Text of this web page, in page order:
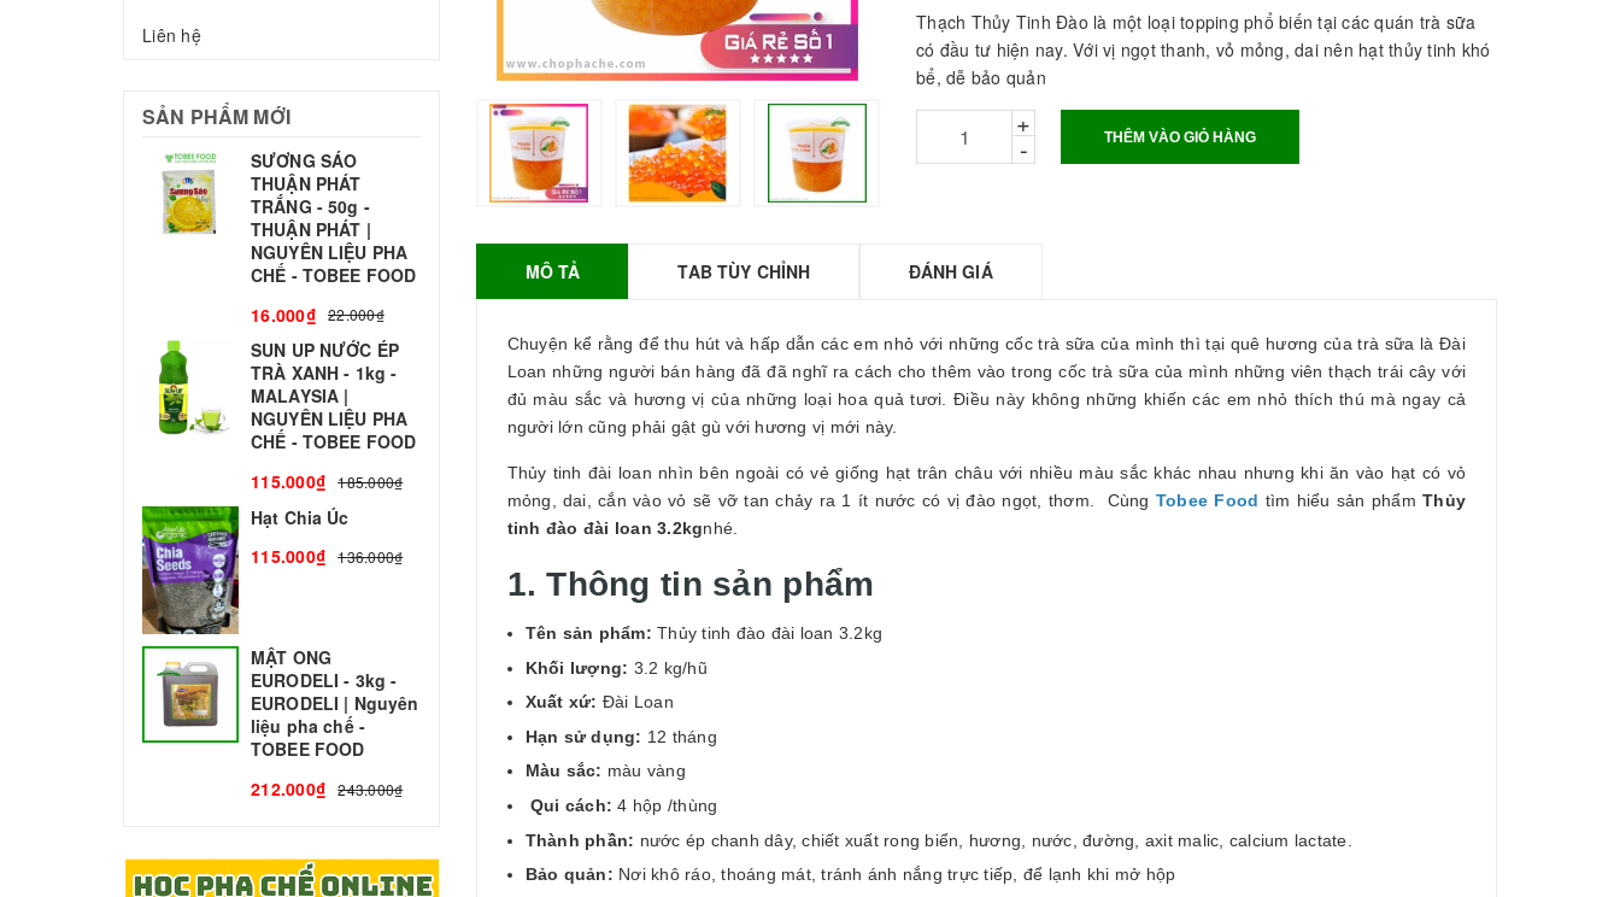
Thạch Thủy Tinh Đào là một loại topping phổ biến tại các quán trà sữa
có đầu tư hiện nay. Với vị ngọt thanh, vỏ mỏng, dai nên hạt thủy tinh khó
bể, dễ bảo quản
+
- THÊM VÀO GIỎ HÀNG
MÔ TẢ TAB TÙY CHỈNH ĐÁNH GIÁ
Chuyện kể rằng để thu hút và hấp dẫn các em nhỏ với những cốc trà sữa của mình thì tại quê hương của trà sữa là Đài
Loan những người bán hàng đã đã nghĩ ra cách cho thêm vào trong cốc trà sữa của mình những viên thạch trái cây với
đủ màu sắc và hương vị của những loại hoa quả tươi. Điều này không những khiến các em nhỏ thích thú mà ngay cả
người lớn cũng phải gật gù với hương vị mới này.
Thủy tinh đài loan nhìn bên ngoài có vẻ giống hạt trân châu với nhiều màu sắc khác nhau nhưng khi ăn vào hạt có vỏ
mỏng, dai, cắn vào vỏ sẽ vỡ tan chảy ra 1 ít nước có vị đào ngọt, thơm. Cùng Tobee Food tìm hiểu sản phẩmThủy
tinh đào đài loan 3.2kgnhé.
1. Thông tin sản phẩm
Tên sản phẩm: Thủy tinh đào đài loan 3.2kg
Khối lượng: 3.2 kg/hũ
Xuất xứ: Đài Loan
Hạn sử dụng: 12 tháng
Màu sắc: màu vàng
Qui cách: 4 hộp /thùng
Thành phần: nước ép chanh dây, chiết xuất rong biển, hương, nước, đường, axit malic, calcium lactate.
Bảo quản: Nơi khô ráo, thoáng mát, tránh ánh nắng trực tiếp, để lạnh khi mở hộp
Liên hệ
SẢN PHẨM MỚI
SƯƠNG SÁO
THUẬN PHÁT
TRẮNG - 50g -
THUẬN PHÁT |
NGUYÊN LIỆU PHA
CHẾ - TOBEE FOOD
16.000₫ 22.000₫
SUN UP NƯỚC ÉP
TRÀ XANH - 1kg -
MALAYSIA |
NGUYÊN LIỆU PHA
CHẾ - TOBEE FOOD
115.000₫
185.000₫
Hạt Chia Úc
115.000₫
136.000₫
MẬT ONG
EURODELI - 3kg -
EURODELI | Nguyên
liệu pha chế -
TOBEE FOOD
212.000₫
243.000₫
BỘT SỮA TOBEE
THANH VỊ - 300g -
TOBEE FOOD | Bột
TOBEE FOOD
BIỆT 50G - ROYAL I
NGUYÊN LIỆU PHA
CHẾ - TOBEE FOOD
12.000₫
25.000₫